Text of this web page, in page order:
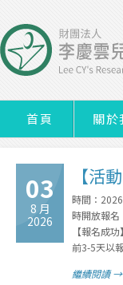
首頁 關於
03
8 月
2026
【活
時間：
時開放報
【報名成
前3-5天以
繼續閱讀 →